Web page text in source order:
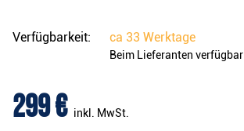
Verfügbarkeit: ca 33 Werktage
Beim Lieferanten verfügbar
299 € inkl. MwSt.